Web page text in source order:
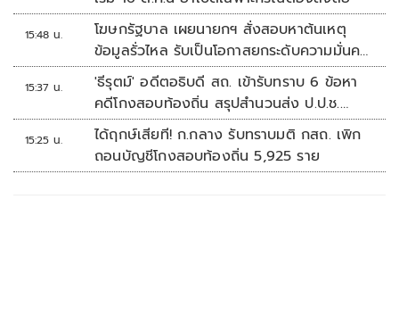
15:48 น.
โฆษกรัฐบาล เผยนายกฯ สั่งสอบหาต้นเหตุ
ข้อมูลรั่วไหล รับเป็นโอกาสยกระดับความมั่นคง
ปลอดภัยข้อมูลภาครัฐทั้งระบบ
15:37 น.
'ธีรุตม์' อดีตอธิบดี สถ. เข้ารับทราบ 6 ข้อหา
คดีโกงสอบท้องถิ่น สรุปสำนวนส่ง ป.ป.ช.
สัปดาห์หน้า
15:25 น.
ได้ฤกษ์เสียที! ก.กลาง รับทราบมติ กสถ. เพิก
ถอนบัญชีโกงสอบท้องถิ่น 5,925 ราย